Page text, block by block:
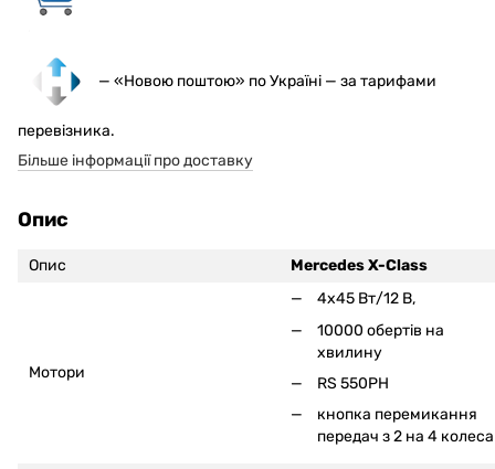
— «Новою поштою» по Україні — за тарифами
перевізника.
Більше інформації про доставку
Опис
Опис Mercedes X-Class
Мотори
4x45 Вт/12 В,
10000 обертів на
хвилину
RS 550PH
кнопка перемикання
передач з 2 на 4 колеса